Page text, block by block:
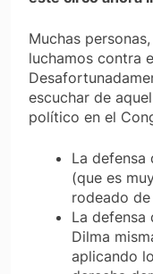
Muchas
luchamos contra
escuchar de
político en el
La defensa
(que es
rodeado
La defensa
Dilma
aplicando